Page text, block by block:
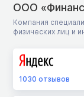
ООО
Компания
физических лиц и
1030 отзывов